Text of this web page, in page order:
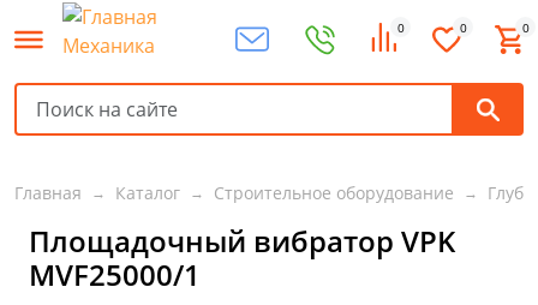
0 0 0
Главная Каталог Строительное оборудование
Площадочный вибратор VPK
MVF25000/1